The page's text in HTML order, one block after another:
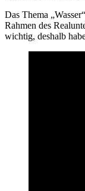
Das Thema
Rahmen des
wichtig, deshalb